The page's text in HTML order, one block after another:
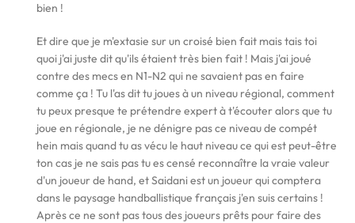
bien !
Et dire que je m'extasie sur un croisé bien fait mais tais toi
quoi j'ai juste dit qu'ils étaient très bien fait ! Mais j'ai joué
contre des mecs en N1-N2 qui ne savaient pas en faire
comme ça ! Tu l'as dit tu joues à un niveau régional, comment
tu peux presque te prétendre expert à t'écouter alors que tu
joue en régionale, je ne dénigre pas ce niveau de compét
hein mais quand tu as vécu le haut niveau ce qui est peut-être
ton cas je ne sais pas tu es censé reconnaître la vraie valeur
d'un joueur de hand, et Saidani est un joueur qui comptera
dans le paysage handballistique français j'en suis certains !
Après ce ne sont pas tous des joueurs prêts pour faire des